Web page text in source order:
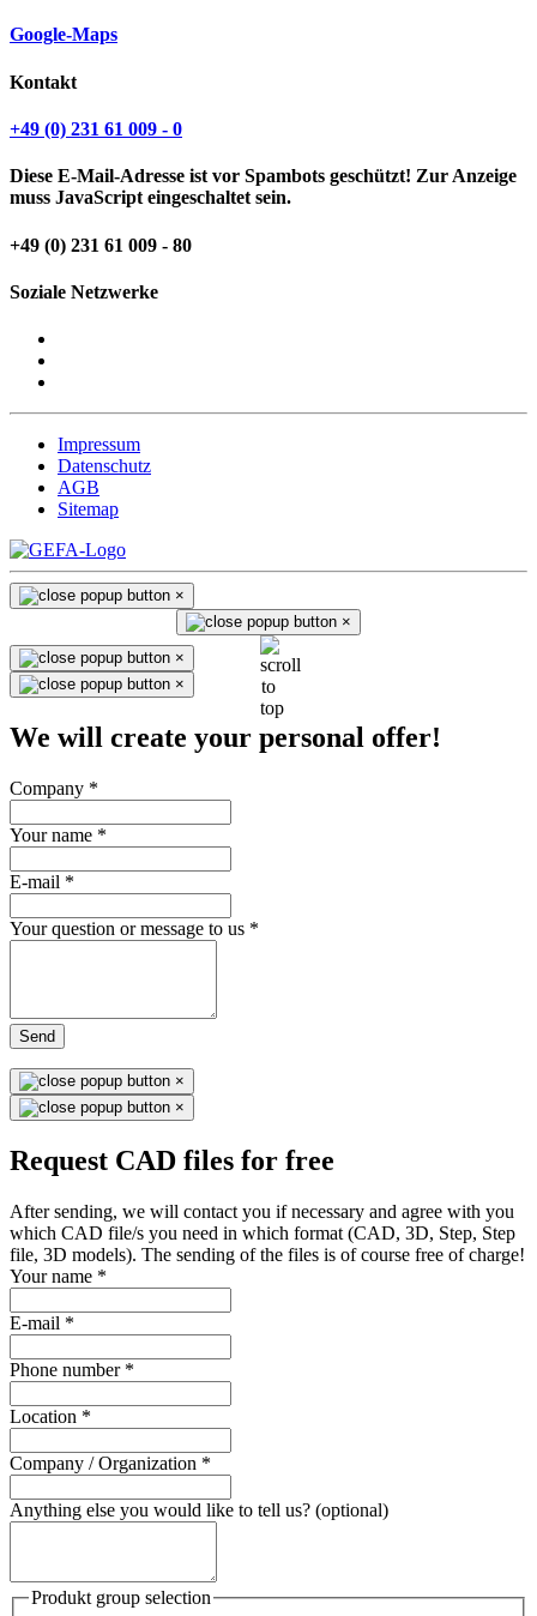
Google-Maps
Kontakt
+49 (0) 231 61 009 - 0
Diese E-Mail-Adresse ist vor Spambots geschützt! Zur Anzeige
muss JavaScript eingeschaltet sein.
+49 (0) 231 61 009 - 80
Soziale Netzwerke
Impressum
Datenschutz
AGB
Sitemap
×
×
×
×
We will create your personal offer!
Company *
Your name *
E-mail *
Your question or message to us *
Send
×
×
Request CAD files for free
After sending, we will contact you if necessary and agree with you
which CAD file/s you need in which format (CAD, 3D, Step, Step
file, 3D models). The sending of the files is of course free of charge!
Your name *
E-mail *
Phone number *
Location *
Company / Organization *
Anything else you would like to tell us? (optional)
Produkt group selection